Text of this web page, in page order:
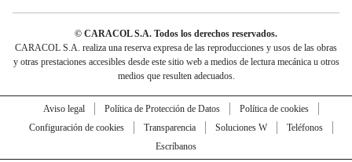
© CARACOL S.A. Todos los derechos reservados.
CARACOL S.A. realiza una reserva expresa de las reproducciones y usos de las obras
y otras prestaciones accesibles desde este sitio web a medios de lectura mecánica u otros
medios que resulten adecuados.
Aviso legal Política de Protección de Datos
Política de cookies
Configuración de cookies
Transparencia Soluciones W
Teléfonos
Escríbanos